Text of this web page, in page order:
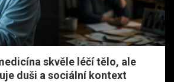
skvěle léčí tělo, ale
duši a sociální kontext